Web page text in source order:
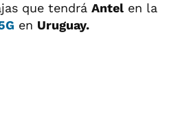
que tendrá Antel en la
en Uruguay.